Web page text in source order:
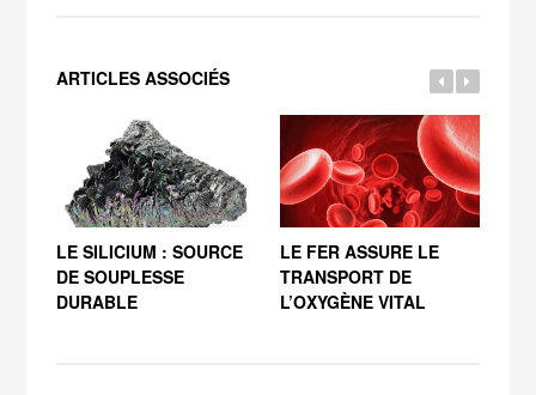
ARTICLES ASSOCIÉS
LE SILICIUM : SOURCE
DE SOUPLESSE
DURABLE
LE FER ASSURE LE
TRANSPORT DE
L’OXYGÈNE VITAL